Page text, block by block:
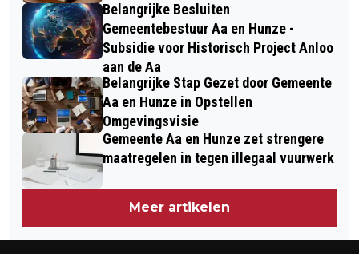
Belangrijke Besluiten
Gemeentebestuur Aa en Hunze -
Subsidie voor Historisch Project Anloo
aan de Aa
Belangrijke Stap Gezet door Gemeente
Aa en Hunze in Opstellen
Omgevingsvisie
Gemeente Aa en Hunze zet strengere
maatregelen in tegen illegaal vuurwerk
Meer artikelen